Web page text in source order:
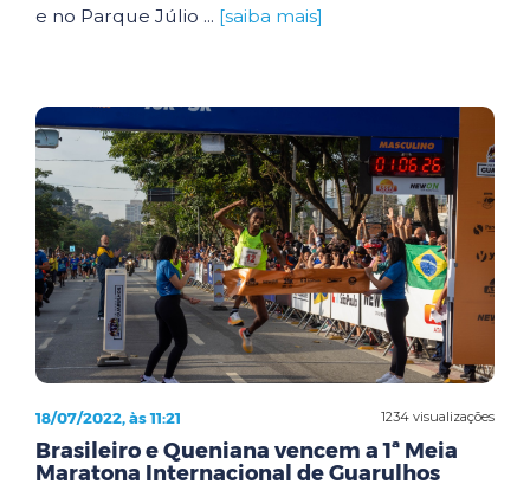
e no Parque Júlio ... [saiba mais]
1234 visualizações
18/07/2022, às 11:21
Brasileiro e Queniana vencem a 1ª Meia
Maratona Internacional de Guarulhos